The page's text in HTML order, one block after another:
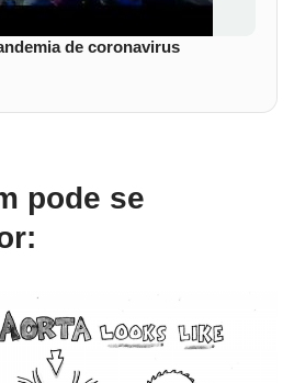
de coronavirus
pode se